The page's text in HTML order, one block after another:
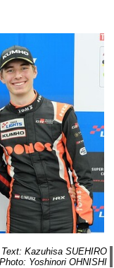
Text: Kazuhisa SUEHIRO
Photo: Yoshinori OHNISHI